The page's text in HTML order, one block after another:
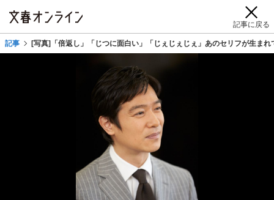
記事に戻る
記事 [写真]「倍返し」「じつに面白い」「じぇじぇじぇ」あのセリフが生ま